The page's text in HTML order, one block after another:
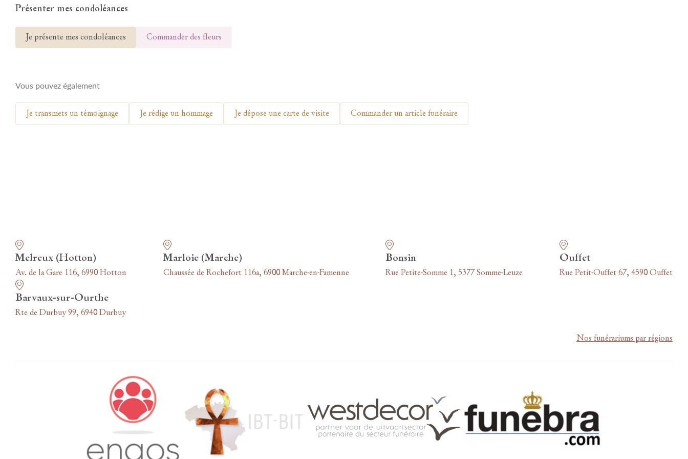
Présenter mes condoléances
Je présente mes condoléances Commander des fleurs
Vous pouvez également
Je transmets un témoignage Je rédige un hommage Je dépose une carte de visite Commander un article funéraire
Melreux (Hotton)
Av. de la Gare 116, 6990 Hotton
Marloie (Marche)
Chaussée de Rochefort 116a, 6900 Marche-en-Famenne
Bonsin
Rue Petite-Somme 1, 5377 Somme-Leuze
Ouffet
Rue Petit-Ouffet 67, 4590 Ouffet
Barvaux-sur-Ourthe
Rte de Durbuy 99, 6940 Durbuy
Nos funérariums par régions